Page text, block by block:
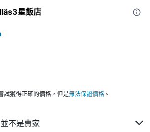
星​飯店
試獲得正確的價格，但是無法保證價格 。
不是賣家